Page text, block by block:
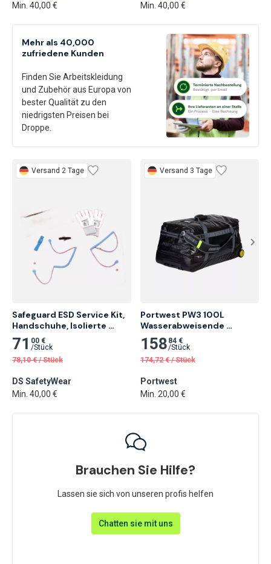
Mehr als 40,000
zufriedene Kunden
Finden Sie Arbeitskleidung
und Zubehör aus Europa von
bester Qualität zu den
niedrigsten Preisen bei
Droppe.
Brauchen Sie Hilfe?
Lassen sie sich von unseren profis helfen
Chatten sie mit uns
Min. 40,00 €
Min. 40,00 €
Versand 2 Tage
Safeguard ESD Service Kit,
Handschuhe, Isolierte
Krokoklemm
71 00 €
/Stück
78,10 € /Stück
DS SafetyWear
Min. 40,00 €
Versand 3 Tage
Portwest PW3 100L
Wasserabweisende
Trolley-Reisetasche,
Schwarz
158 84 €
/Stück
174,72 € /Stück
Portwest
Min. 20,00 €